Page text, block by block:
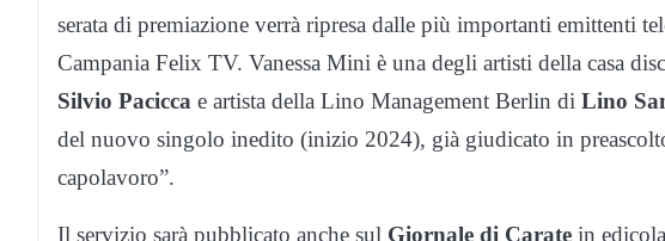
serata di premiazione verrà ripresa dalle più importanti emittenti
Campania Felix TV. Vanessa Mini è una degli artisti della casa
Silvio Pacicca e artista della Lino Management Berlin di Lino
del nuovo singolo inedito (inizio 2024), già giudicato in
capolavoro”.
Il servizio sarà pubblicato anche sul Giornale di Carate in